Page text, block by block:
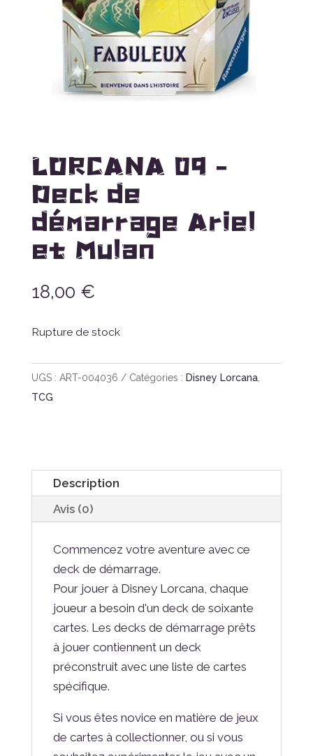
LORCANA 09 –
Deck de
démarrage Ariel
et Mulan
18,00 €
Rupture de stock
UGS : ART-004036 Catégories : Disney Lorcana,
TCG
Description
Avis (0)
Commencez votre aventure avec ce
deck de démarrage.
Pour jouer à Disney Lorcana, chaque
joueur a besoin d'un deck de soixante
cartes. Les decks de démarrage prêts
à jouer contiennent un deck
préconstruit avec une liste de cartes
spécifique.
Si vous êtes novice en matière de jeux
de cartes à collectionner, ou si vous